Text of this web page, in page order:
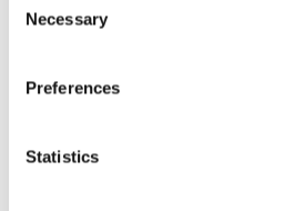
Selection
Necessary
Preferences
Statistics
tubo
Collegamento
Materiale del pozzetto